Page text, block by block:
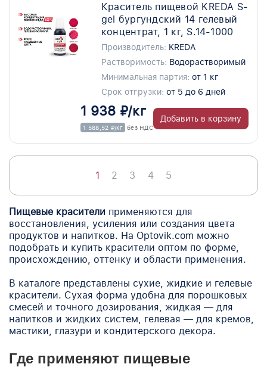
Краситель пищевой KREDA S-
gel бургундский 14 гелевый
концентрат, 1 кг, S.14-1000
Производитель: KREDA
Растворимость: Водорастворимый
Минимальная партия: от 1 кг
Срок отгрузки: от 5 до 6 дней
1 938 ₽/кг
1 588,52 ₽/кг без НДС
Добавить в корзину
1 2 3 4 5
Пищевые красители применяются для
восстановления, усиления или создания цвета
продуктов и напитков. На Optovik.com можно
подобрать и купить красители оптом по форме,
происхождению, оттенку и области применения.
В каталоге представлены сухие, жидкие и гелевые
красители. Сухая форма удобна для порошковых
смесей и точного дозирования, жидкая — для
напитков и жидких систем, гелевая — для кремов,
мастики, глазури и кондитерского декора.
Где применяют пищевые